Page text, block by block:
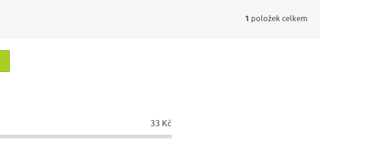
1 položek celkem
33 Kč